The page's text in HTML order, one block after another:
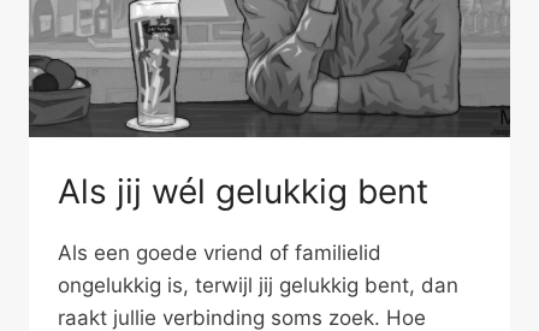
Als jij wél gelukkig bent
Als een goede vriend of familielid
ongelukkig is, terwijl jij gelukkig bent, dan
raakt jullie verbinding soms zoek. Hoe